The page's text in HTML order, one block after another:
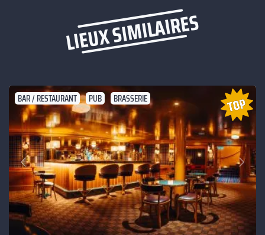
LIEUX SIMILAIRES
BAR / RESTAURANT PUB BRASSERIE
Précédent
Suivant